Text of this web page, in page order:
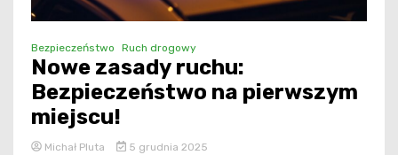
Bezpieczeństwo Ruch drogowy
Nowe zasady ruchu:
Bezpieczeństwo na pierwszym
miejscu!
Michał Pluta 5 grudnia 2025